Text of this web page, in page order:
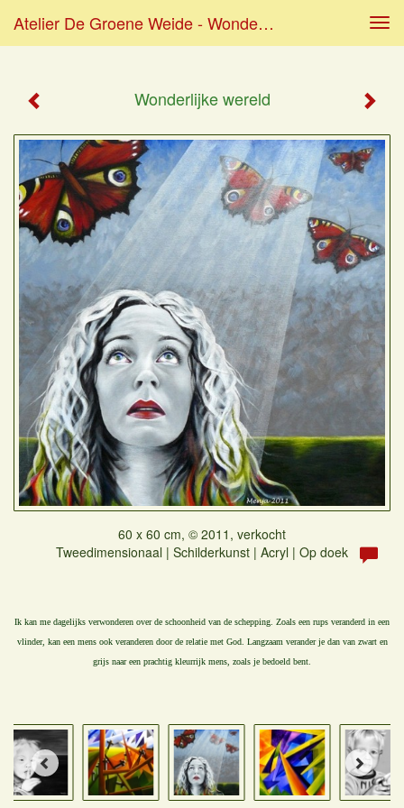
Atelier De Groene Weide - Wonderlijke Wereld
Wonderlijke wereld
60 x 60 cm, © 2011, verkocht
Tweedimensionaal | Schilderkunst | Acryl | Op doek
Ik kan me dagelijks verwonderen over de schoonheid van de schepping. Zoals een rups veranderd in een
vlinder, kan een mens ook veranderen door de relatie met God. Langzaam verander je dan van zwart en
grijs naar een prachtig kleurrijk mens, zoals je bedoeld bent.